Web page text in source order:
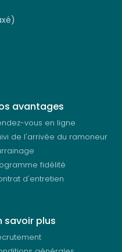
avantages
vous en ligne
de l'arrivée du ramoneur
fidélité
d'entretien
savoir plus